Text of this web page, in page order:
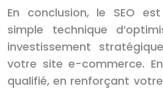
En conclusion, le SEO
simple technique
investissement
votre site e-commerce.
qualifié, en renforçant